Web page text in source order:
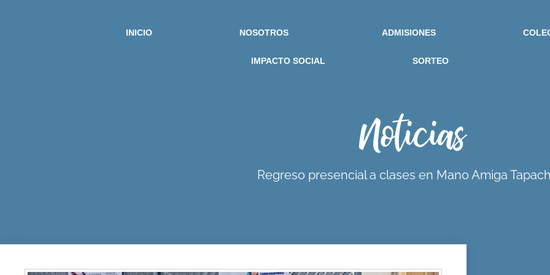
INICIO NOSOTROS ADMISIONES
IMPACTO SOCIAL SORTEO
Noticias
Regreso presencial a clases en Mano Amiga